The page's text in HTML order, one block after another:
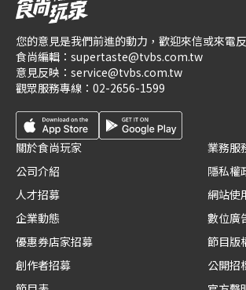
您的意見是我們前進的動力，歡迎來信或來電
食尚編輯： supertaste@tvbs.com.tw
意見反映： service@tvbs.com.tw
觀眾服務專線： 02-2656-1599
關於食尚玩家
公司介紹
人才招募
企業動態
優惠券店家招募
創作者招募
業務服
隱私權
網站使
數位廣
節目版
公開招